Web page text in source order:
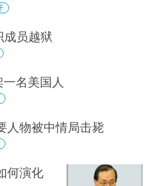
成员越狱
一名美国人
人物被中情局击毙
何演化